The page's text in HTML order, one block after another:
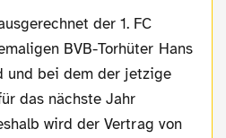
der 1. FC
BVB-Torhüter Hans
und bei dem der jetzige
das nächste Jahr
wird der Vertrag von